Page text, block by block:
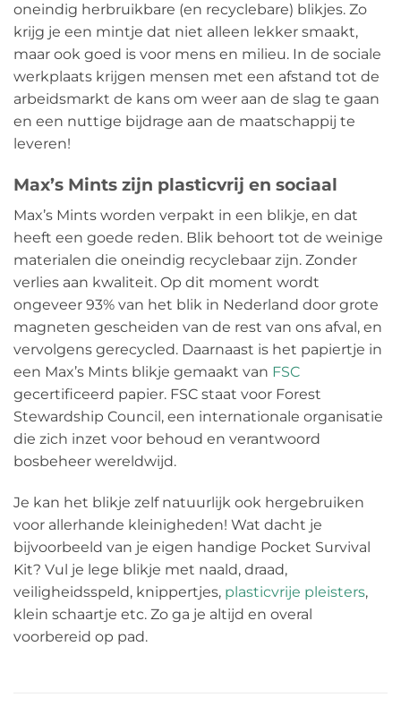
oneindig herbruikbare (en recyclebare) blikjes. Zo
krijg je een mintje dat niet alleen lekker smaakt,
maar ook goed is voor mens en milieu. In de sociale
werkplaats krijgen mensen met een afstand tot de
arbeidsmarkt de kans om weer aan de slag te gaan
en een nuttige bijdrage aan de maatschappij te
leveren!
Max’s Mints zijn plasticvrij en sociaal
Max’s Mints worden verpakt in een blikje, en dat
heeft een goede reden. Blik behoort tot de weinige
materialen die oneindig recyclebaar zijn. Zonder
verlies aan kwaliteit. Op dit moment wordt
ongeveer 93% van het blik in Nederland door grote
magneten gescheiden van de rest van ons afval, en
vervolgens gerecycled. Daarnaast is het papiertje in
een Max’s Mints blikje gemaakt van FSC
gecertificeerd papier. FSC staat voor Forest
Stewardship Council, een internationale organisatie
die zich inzet voor behoud en verantwoord
bosbeheer wereldwijd.
Je kan het blikje zelf natuurlijk ook hergebruiken
voor allerhande kleinigheden! Wat dacht je
bijvoorbeeld van je eigen handige Pocket Survival
Kit? Vul je lege blikje met naald, draad,
veiligheidsspeld, knippertjes, plasticvrije pleisters,
klein schaartje etc. Zo ga je altijd en overal
voorbereid op pad.